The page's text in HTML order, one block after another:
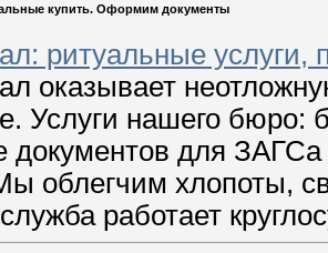
купить. Оформим документы
ритуальные
оказывает
Услуги нашего бюро:
для ЗАГСа
облегчим хлопоты,
работает